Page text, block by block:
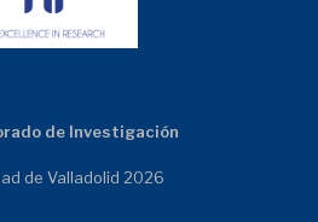
de Investigación
de Valladolid 2026